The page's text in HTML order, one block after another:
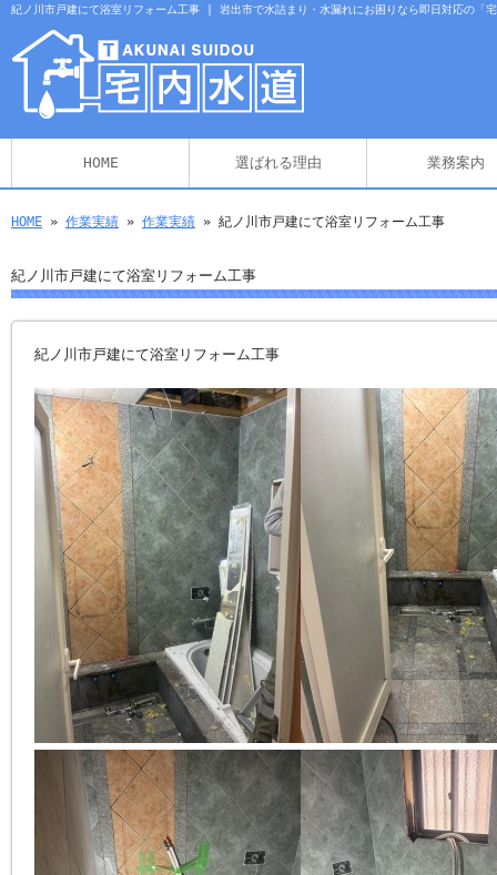
紀ノ川市戸建にて浴室リフォーム工事 | 岩出市で水詰まり・水漏れにお困りなら即日対応の「
HOME 選ばれる理由 業務案内
HOME » 作業実績 » 作業実績 » 紀ノ川市戸建にて浴室リフォーム工事
紀ノ川市戸建にて浴室リフォーム工事
紀ノ川市戸建にて浴室リフォーム工事